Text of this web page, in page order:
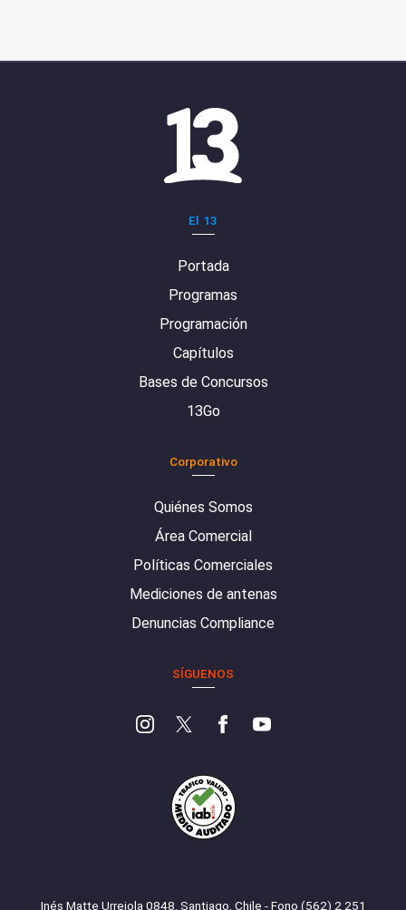
El 13
Portada
Programas
Programación
Capítulos
Bases de Concursos
13Go
Corporativo
Quiénes Somos
Área Comercial
Políticas Comerciales
Mediciones de antenas
Denuncias Compliance
SÍGUENOS
Inés Matte Urrejola 0848, Santiago, Chile - Fono (562) 2 251